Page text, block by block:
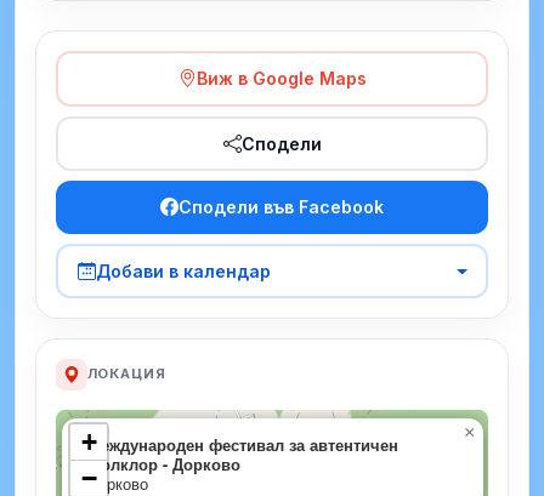
Виж в Google Maps
Сподели
Сподели във Facebook
Добави в календар
ЛОКАЦИЯ
Международен фестивал за автентичен
фолклор - Дорково
Дорково
×
+
−